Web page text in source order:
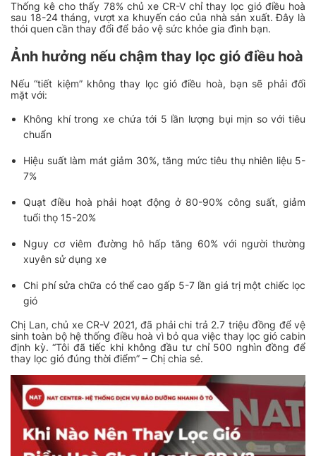
Thống kê cho thấy 78% chủ xe CR-V chỉ thay lọc gió điều hoà
sau 18-24 tháng, vượt xa khuyến cáo của nhà sản xuất. Đây là
thói quen cần thay đổi để bảo vệ sức khỏe gia đình bạn.
Ảnh hưởng nếu chậm thay lọc gió điều hoà
Nếu “tiết kiệm” không thay lọc gió điều hoà, bạn sẽ phải đối
mặt với:
Không khí trong xe chứa tới 5 lần lượng bụi mịn so với tiêu
chuẩn
Hiệu suất làm mát giảm 30%, tăng mức tiêu thụ nhiên liệu 5-
7%
Quạt điều hoà phải hoạt động ở 80-90% công suất, giảm
tuổi thọ 15-20%
Nguy cơ viêm đường hô hấp tăng 60% với người thường
xuyên sử dụng xe
Chi phí sửa chữa có thể cao gấp 5-7 lần giá trị một chiếc lọc
gió
Chị Lan, chủ xe CR-V 2021, đã phải chi trả 2.7 triệu đồng để vệ
sinh toàn bộ hệ thống điều hoà vì bỏ qua việc thay lọc gió cabin
định kỳ.“Tôi đã tiếc khi không đầu tư chỉ 500 nghìn đồng để
thay lọc gió đúng thời điểm” – Chị chia sẻ.